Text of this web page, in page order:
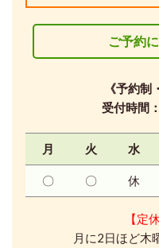
ご予約
《予約制
受付時間
月 火 水
〇 〇 休
【定
月に2日ほど木